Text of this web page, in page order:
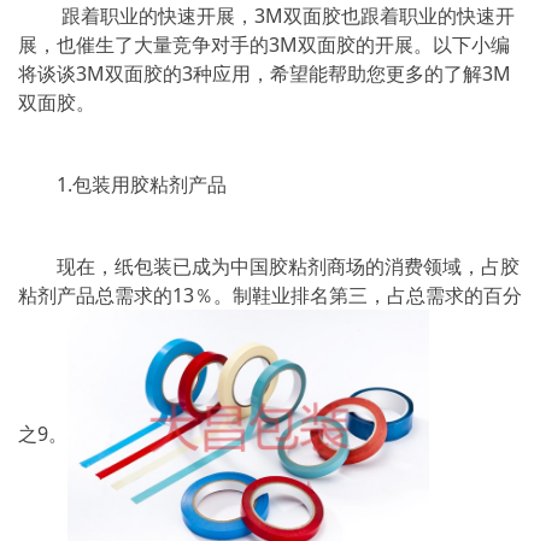
跟着职业的快速开展，3M双面胶也跟着职业的快速开
展，也催生了大量竞争对手的3M双面胶的开展。以下小编
将谈谈3M双面胶的3种应用，希望能帮助您更多的了解3M
双面胶。
1.包装用胶粘剂产品
现在，纸包装已成为中国胶粘剂商场的消费领域，占胶
粘剂产品总需求的13％。制鞋业排名第三，占总需求的百分
之9。